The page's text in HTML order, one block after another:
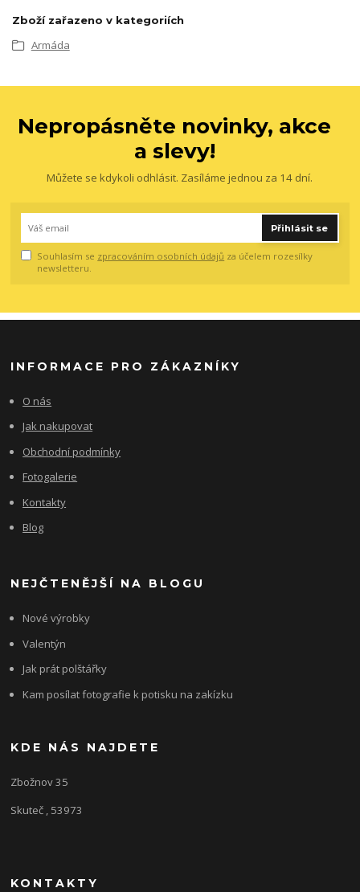
Zboží zařazeno v kategoriích
Armáda
Nepropásněte novinky, akce
a slevy!
Můžete se kdykoli odhlásit. Zasíláme jednou za 14 dní.
Přihlásit se
Souhlasím se zpracováním osobních údajů za účelem rozesílky
newsletteru.
INFORMACE PRO ZÁKAZNÍKY
O nás
Jak nakupovat
Obchodní podmínky
Fotogalerie
Kontakty
Blog
NEJČTENĚJŠÍ NA BLOGU
Nové výrobky
Valentýn
Jak prát polštářky
Kam posílat fotografie k potisku na zakízku
KDE NÁS NAJDETE
Zbožnov 35
Skuteč , 53973
KONTAKTY